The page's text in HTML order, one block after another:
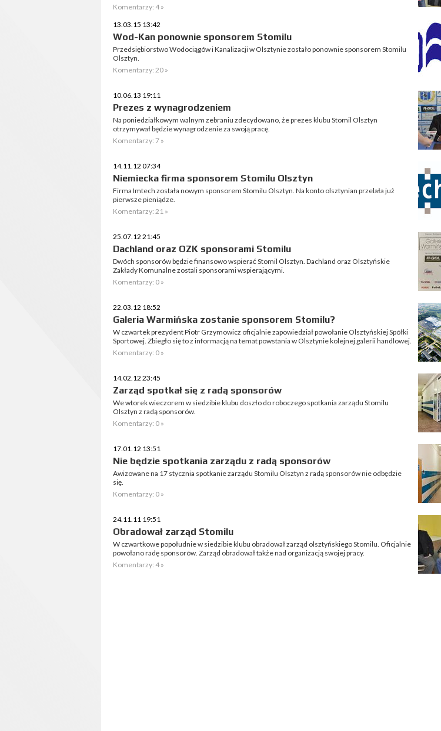
Komentarzy: 4 »
13.03.15 13:42
Wod-Kan ponownie sponsorem Stomilu
Przedsiębiorstwo Wodociągów i Kanalizacji w Olsztynie zostało ponownie sponsorem Stomilu
Olsztyn.
Komentarzy: 20 »
10.06.13 19:11
Prezes z wynagrodzeniem
Na poniedziałkowym walnym zebraniu zdecydowano, że prezes klubu Stomil Olsztyn
otrzymywał będzie wynagrodzenie za swoją pracę.
Komentarzy: 7 »
14.11.12 07:34
Niemiecka firma sponsorem Stomilu Olsztyn
Firma Imtech została nowym sponsorem Stomilu Olsztyn. Na konto olsztynian przelała już
pierwsze pieniądze.
Komentarzy: 21 »
25.07.12 21:45
Dachland oraz OZK sponsorami Stomilu
Dwóch sponsorów będzie finansowo wspierać Stomil Olsztyn. Dachland oraz Olsztyńskie
Zakłady Komunalne zostali sponsorami wspierającymi.
Komentarzy: 0 »
22.03.12 18:52
Galeria Warmińska zostanie sponsorem Stomilu?
W czwartek prezydent Piotr Grzymowicz oficjalnie zapowiedział powołanie Olsztyńskiej Spółki
Sportowej. Zbiegło się to z informacją na temat powstania w Olsztynie kolejnej galerii handlowej.
Komentarzy: 0 »
14.02.12 23:45
Zarząd spotkał się z radą sponsorów
We wtorek wieczorem w siedzibie klubu doszło do roboczego spotkania zarządu Stomilu
Olsztyn z radą sponsorów.
Komentarzy: 0 »
17.01.12 13:51
Nie będzie spotkania zarządu z radą sponsorów
Awizowane na 17 stycznia spotkanie zarządu Stomilu Olsztyn z radą sponsorów nie odbędzie
się.
Komentarzy: 0 »
24.11.11 19:51
Obradował zarząd Stomilu
W czwartkowe popołudnie w siedzibie klubu obradował zarząd olsztyńskiego Stomilu. Oficjalnie
powołano radę sponsorów. Zarząd obradował także nad organizacją swojej pracy.
Komentarzy: 4 »